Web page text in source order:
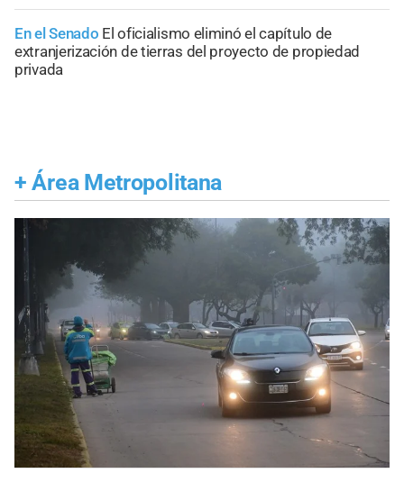
En el Senado El oficialismo eliminó el capítulo de
extranjerización de tierras del proyecto de propiedad
privada
+ Área Metropolitana